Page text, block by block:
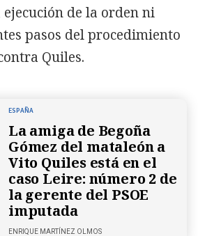
de la orden ni
pasos del procedimiento
Quiles.
ESPAÑA
La amiga de Begoña
Gómez del mataleón a
Vito Quiles está en el
caso Leire: número 2 de
la gerente del PSOE
imputada
ENRIQUE MARTÍNEZ OLMOS